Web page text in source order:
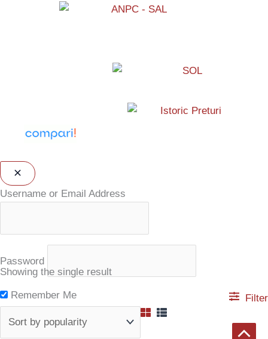
Showing the single result
Filter
Username or Email Address
Password
Remember Me
Scroll